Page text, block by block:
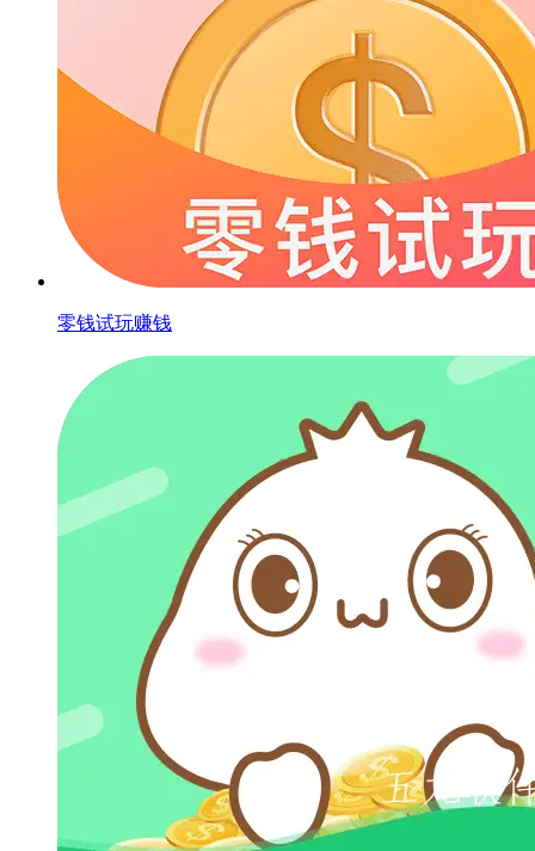
零钱试玩赚钱